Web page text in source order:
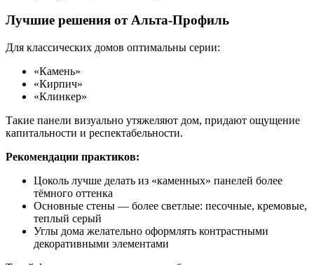
Лучшие решения от Альта-Профиль
Для классических домов оптимальны серии:
«Камень»
«Кирпич»
«Клинкер»
Такие панели визуально утяжеляют дом, придают ощущение
капитальности и респектабельности.
Рекомендации практиков:
Цоколь лучше делать из «каменных» панелей более
тёмного оттенка
Основные стены — более светлые: песочные, кремовые,
теплый серый
Углы дома желательно оформлять контрастными
декоративными элементами